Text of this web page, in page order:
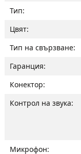
Тип:
Цвят:
Тип на свързване:
Гаранция:
Конектор:
Контрол на звука:
Микрофон: